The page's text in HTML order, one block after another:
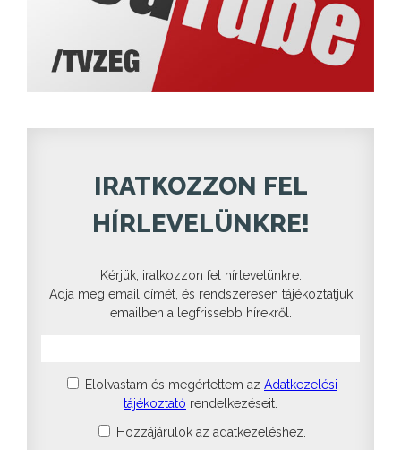
IRATKOZZON FEL
HÍRLEVELÜNKRE!
Kérjük, iratkozzon fel hírlevelünkre.
Adja meg email címét, és rendszeresen tájékoztatjuk
emailben a legfrissebb hírekről.
Elolvastam és megértettem az Adatkezelési
tájékoztató rendelkezéseit.
Hozzájárulok az adatkezeléshez.